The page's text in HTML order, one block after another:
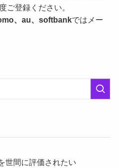
ご登録ください。
、au、softbankではメー
世間に評価されたい